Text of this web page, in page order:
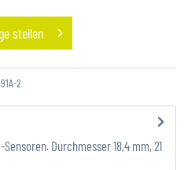
stellen
2
Durchmesser 18,4 mm, 21